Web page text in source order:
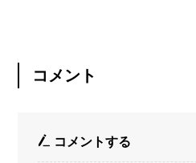
コメント
コメントする